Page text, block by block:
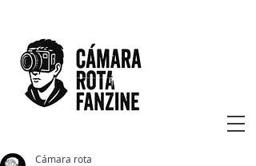
Cámara rota